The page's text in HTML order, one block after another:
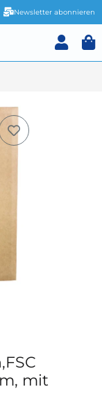
Newsletter abonnieren
mit